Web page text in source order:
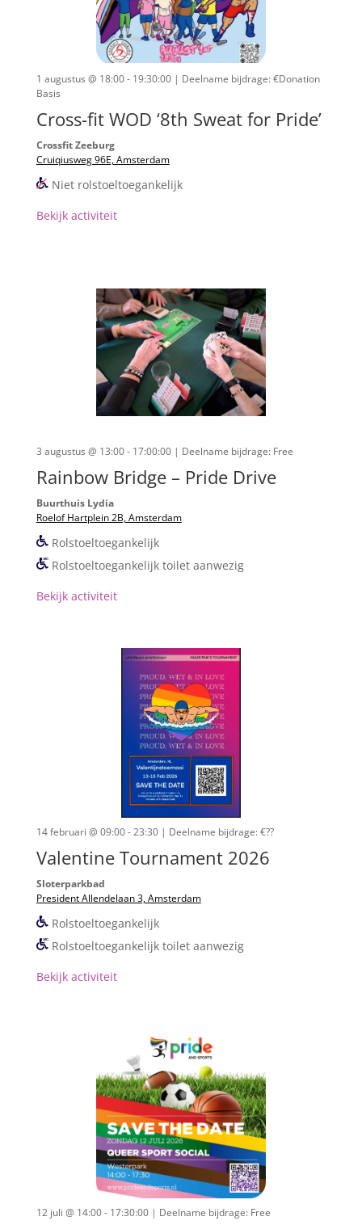
1 augustus @ 18:00 - 19:30:00 | Deelname bijdrage: €Donation
Basis
Cross-fit WOD ‘8th Sweat for Pride’
Crossfit Zeeburg
Cruiqiusweg 96E, Amsterdam
Niet rolstoeltoegankelijk
Bekijk activiteit
3 augustus @ 13:00 - 17:00:00 | Deelname bijdrage: Free
Rainbow Bridge – Pride Drive
Buurthuis Lydia
Roelof Hartplein 2B, Amsterdam
Rolstoeltoegankelijk
Rolstoeltoegankelijk toilet aanwezig
Bekijk activiteit
14 februari @ 09:00 - 23:30 | Deelname bijdrage: €??
Valentine Tournament 2026
Sloterparkbad
President Allendelaan 3, Amsterdam
Rolstoeltoegankelijk
Rolstoeltoegankelijk toilet aanwezig
Bekijk activiteit
12 juli @ 14:00 - 17:30:00 | Deelname bijdrage: Free